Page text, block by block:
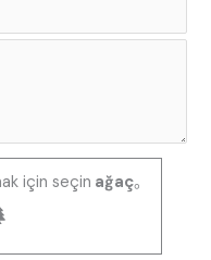
için seçin ağaç。